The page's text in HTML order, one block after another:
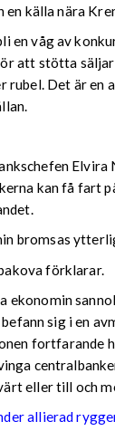
en källa nära
en våg av
att stötta
rubel. Det är en
kan få fart
bromsas
förklarar.
ekonomin
sig i en
fortfarande
eller till och
allierad